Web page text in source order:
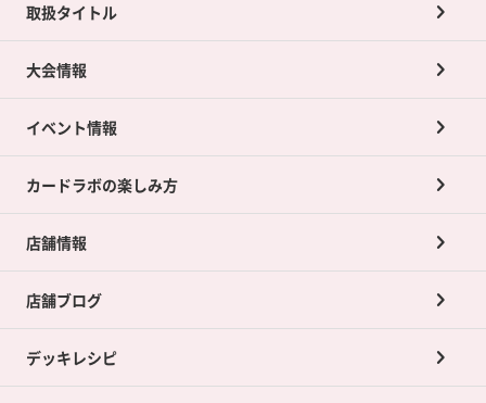
取扱タイトル
大会情報
イベント情報
カードラボの楽しみ方
店舗情報
店舗ブログ
デッキレシピ